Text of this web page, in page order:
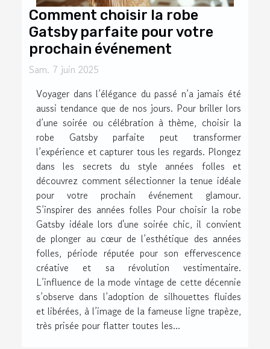
Comment choisir la robe
Gatsby parfaite pour votre
prochain événement
Sam. 7 juin 2025
Voyager dans l’élégance du passé n’a jamais été
aussi tendance que de nos jours. Pour briller lors
d’une soirée ou célébration à thème, choisir la
robe Gatsby parfaite peut transformer
l’expérience et capturer tous les regards. Plongez
dans les secrets du style années folles et
découvrez comment sélectionner la tenue idéale
pour votre prochain événement glamour.
S’inspirer des années folles Pour choisir la robe
Gatsby idéale lors d'une soirée chic, il convient
de plonger au cœur de l’esthétique des années
folles, période réputée pour son effervescence
créative et sa révolution vestimentaire.
L’influence de la mode vintage de cette décennie
s’observe dans l’adoption de silhouettes fluides
et libérées, à l’image de la fameuse ligne trapèze,
très prisée pour flatter toutes les...